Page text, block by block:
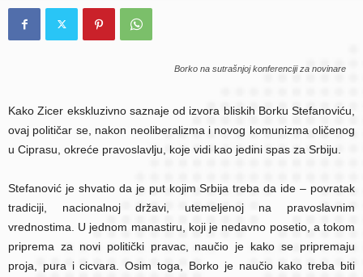
Borko na sutrašnjoj konferenciji za novinare
Kako Zicer ekskluzivno saznaje od izvora bliskih Borku Stefanoviću,
ovaj političar se, nakon neoliberalizma i novog komunizma oličenog
u Ciprasu, okreće pravoslavlju, koje vidi kao jedini spas za Srbiju.
Stefanović je shvatio da je put kojim Srbija treba da ide – povratak
tradiciji, nacionalnoj državi, utemeljenoj na pravoslavnim
vrednostima. U jednom manastiru, koji je nedavno posetio, a tokom
priprema za novi politički pravac, naučio je kako se pripremaju
proja, pura i cicvara. Osim toga, Borko je naučio kako treba biti